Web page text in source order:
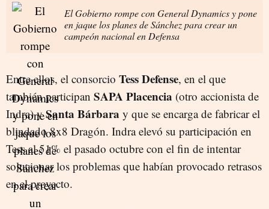
El Gobierno rompe con General Dynamics y pone
en jaque los planes de Sánchez para crear un
campeón nacional en Defensa
Entre ellos, el consorcio Tess Defense, en el que
también participan SAPA Placencia (otro accionista de
Indra) ySanta Bárbara y que se encarga de fabricar el
blindado 8x8 Dragón. Indra elevó su participación en
Tess al 51% el pasado octubre con el fin de intentar
solucionar los problemas que habían provocado retrasos
en el proyecto.